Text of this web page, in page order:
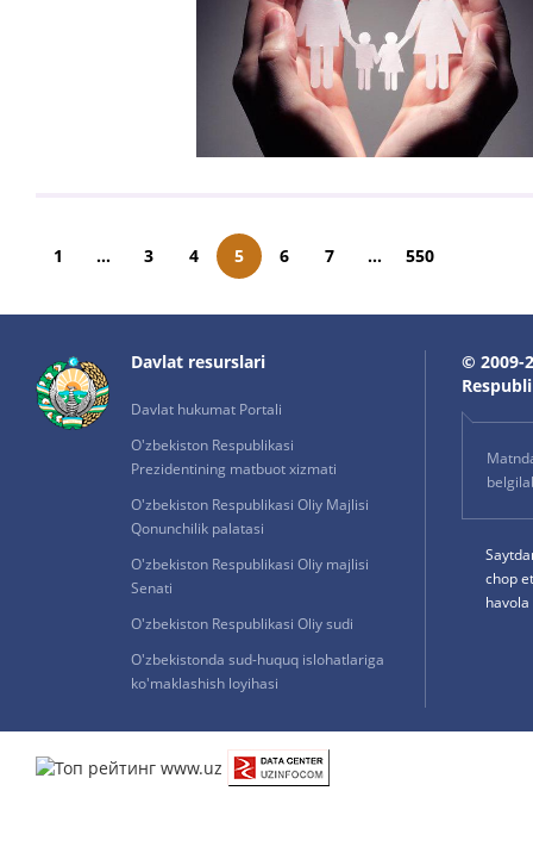
1 ... 3 4 5 6 7 ... 550
Davlat resurslari
Davlat hukumat Portali
O'zbekiston Respublikasi
Prezidentining matbuot xizmati
O'zbekiston Respublikasi Oliy Majlisi
Qonunchilik palatasi
O'zbekiston Respublikasi Oliy majlisi
Senati
O'zbekiston Respublikasi Oliy sudi
O'zbekistonda sud-huquq islohatlariga
ko'maklashish loyihasi
© 2009-
chop